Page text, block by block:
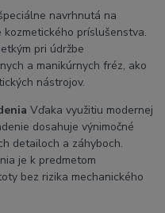
navrhnutá na
príslušenstva.
pri údržbe
a manikúrnych fréz, ako
nástrojov.
Vďaka využitiu modernej
dosahuje výnimočné
detailoch a záhyboch.
je k predmetom
bez rizika mechanického